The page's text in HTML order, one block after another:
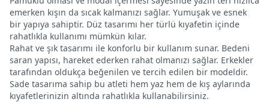
emerken kışın da sıcak kalmanızı sağlar. Yumuşak ve esnek
bir yapıya sahiptir. Düz tasarımı her türlü kıyafetin içinde
rahatlıkla kullanımı mümkün kılar.
Rahat ve şık tasarımı ile konforlu bir kullanım sunar. Bedeni
saran yapısı, hareket ederken rahat olmanızı sağlar. Erkekler
tarafından oldukça beğenilen ve tercih edilen bir modeldir.
Sade tasarıma sahip bu atleti hem yaz hem de kış aylarında
kıyafetlerinizin altında rahatlıkla kullanabilirsiniz.